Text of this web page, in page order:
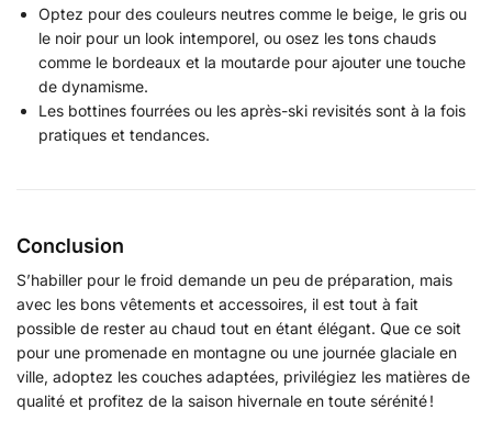
Optez pour des couleurs neutres comme le beige, le gris ou
le noir pour un look intemporel, ou osez les tons chauds
comme le bordeaux et la moutarde pour ajouter une touche
de dynamisme.
Les bottines fourrées ou les après-ski revisités sont à la fois
pratiques et tendances.
Conclusion
S’habiller pour le froid demande un peu de préparation, mais
avec les bons vêtements et accessoires, il est tout à fait
possible de rester au chaud tout en étant élégant. Que ce soit
pour une promenade en montagne ou une journée glaciale en
ville, adoptez les couches adaptées, privilégiez les matières de
qualité et profitez de la saison hivernale en toute sérénité !